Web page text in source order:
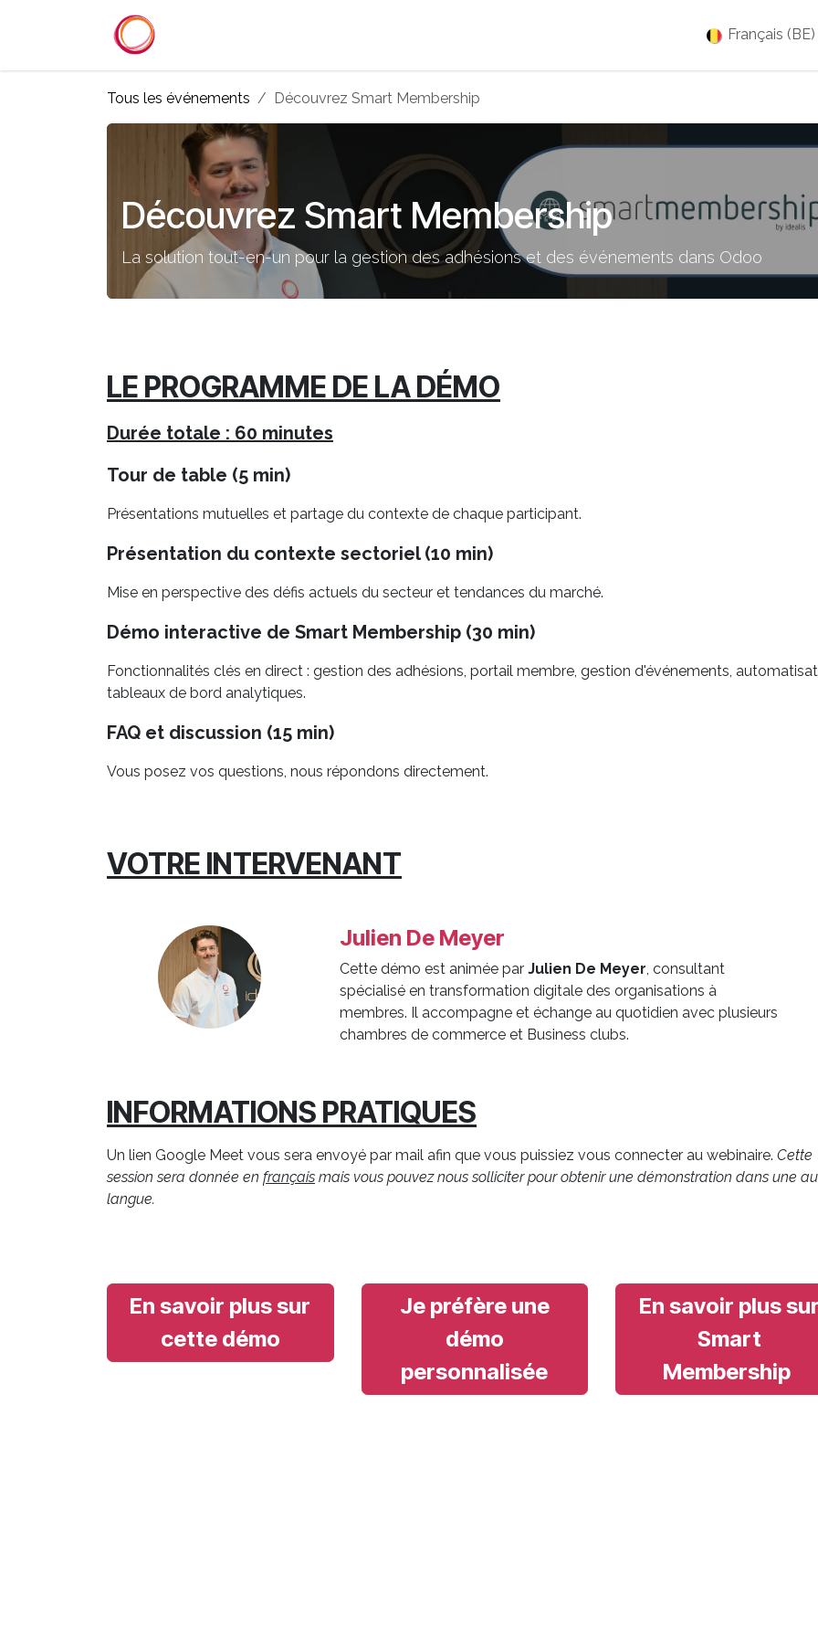
Français (BE)
Tous les événements Découvrez Smart Membership
Découvrez Smart Membership
La solution tout-en-un pour la gestion des adhésions et des événements dans Odoo
LE PROGRAMME DE LA DÉMO
Durée totale : 60 minutes
Tour de table (5 min)
Présentations mutuelles et partage du contexte de chaque participant.
Présentation du contexte sectoriel (10 min)
Mise en perspective des défis actuels du secteur et tendances du marché.
Démo interactive de Smart Membership (30 min)
Fonctionnalités clés en direct : gestion des adhésions, portail membre, gestion d'événements,
tableaux de bord analytiques.
FAQ et discussion (15 min)
Vous posez vos questions, nous répondons directement.
VOTRE INTERVENANT
Julien De Meyer
Cette démo est animée parJulien De Meyer, consultant
spécialisé en transformation digitale des organisations à
membres. Il accompagne et échange au quotidien avec plusieurs
chambres de commerce et Business clubs.
INFORMATIONS PRATIQUES
Un lien Google Meet vous sera envoyé par mail afin que vous puissiez vous connecter au webinaire. Cette
session sera donnée en français mais vous pouvez nous solliciter pour obtenir une démonstration dans une
langue.
En savoir plus sur
cette démo
Je préfère une
démo
personnalisée
En savoir plus
Smart
Membership